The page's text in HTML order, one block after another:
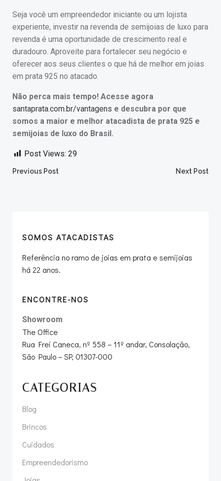
Seja você um empreendedor iniciante ou um lojista
experiente, investir na revenda de semijoias de luxo para
revenda é uma oportunidade de crescimento real e
duradouro. Aproveite para fortalecer seu negócio e
oferecer aos seus clientes o que há de melhor em joias
em prata 925 no atacado.
Não perca mais tempo! Acesse agora
santaprata.com.br/vantagens e descubra por que
somos a maior e melhor atacadista de prata 925 e
semijoias de luxo do Brasil.
Post Views: 29
Post
Previous Post Next Post
SOMOS ATACADISTAS
Referência no ramo de joias em prata e semijoias
há 22 anos.
ENCONTRE-NOS
Showroom
The Office
Rua Frei Caneca, nº 558 – 11º andar, Consolação,
São Paulo – SP, 01307-000
CATEGORIAS
Blog
Brincos
Cuidados
Empreendedorismo